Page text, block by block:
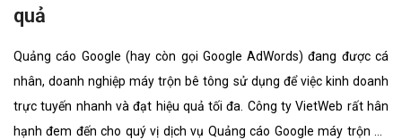
quả
Quảng cáo Google (hay còn gọi Google AdWords) đang được cá
nhân, doanh nghiệp máy trộn bê tông sử dụng để việc kinh doanh
trực tuyến nhanh và đạt hiệu quả tối đa. Công ty VietWeb rất hân
hạnh đem đến cho quý vị dịch vụ Quảng cáo Google máy trộn bê